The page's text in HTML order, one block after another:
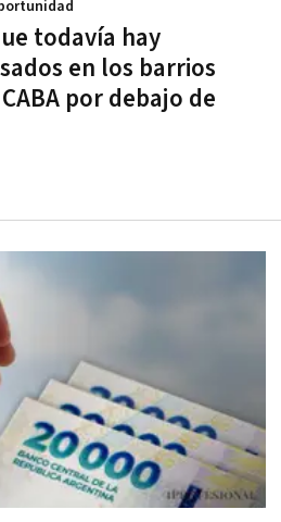
todavía hay
en los barrios
por debajo de